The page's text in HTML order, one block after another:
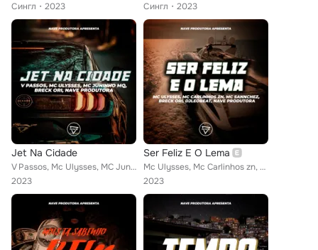
Сингл
2023
Сингл
2023
Jet Na Cidade
V Passos, Mc Ulysses, MC Juninho MQ, Breck Ori, NAVE Produtora
2023
Ser Feliz E O Lema
Mc Ulysses, Mc Carlinhos zn, MC Sannchez, Breck Ori, DjLeoBeat, NAVE Produtora
2023